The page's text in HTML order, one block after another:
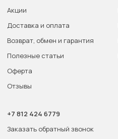
Акции
Доставка и оплата
Возврат, обмен и гарантия
Полезные статьи
Оферта
Отзывы
+7 812 424 6779
Заказать обратный звонок